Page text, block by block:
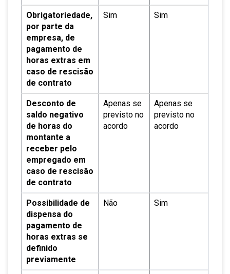
Obrigatoriedade,
por parte da
empresa, de
pagamento de
horas extras em
caso de rescisão
de contrato
Sim Sim
Desconto de
saldo negativo
de horas do
montante a
receber pelo
empregado em
caso de rescisão
de contrato
Apenas se
previsto no
acordo
Apenas se
previsto no
acordo
Possibilidade de
dispensa do
pagamento de
horas extras se
definido
previamente
Não Sim